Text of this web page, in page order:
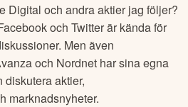
Digital och andra aktier jag följer?
och Twitter är kända för
Men även
och Nordnet har sina egna
diskutera aktier,
marknadsnyheter.